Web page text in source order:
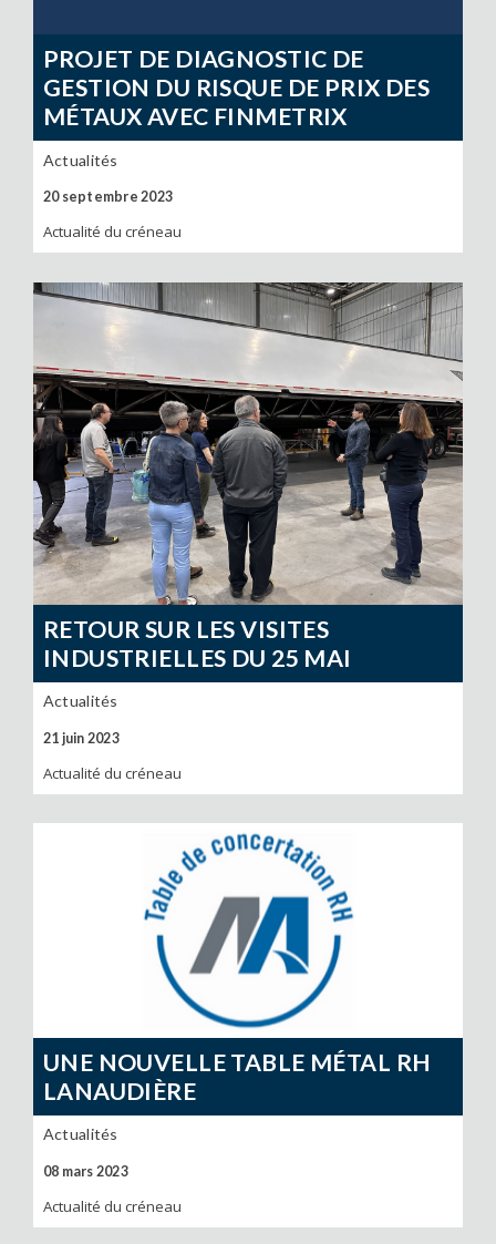
PROJET DE DIAGNOSTIC DE
GESTION DU RISQUE DE PRIX DES
MÉTAUX AVEC FINMETRIX
Actualités
20 septembre 2023
Actualité du créneau
RETOUR SUR LES VISITES
INDUSTRIELLES DU 25 MAI
Actualités
21 juin 2023
Actualité du créneau
UNE NOUVELLE TABLE MÉTAL RH
LANAUDIÈRE
Actualités
08 mars 2023
Actualité du créneau